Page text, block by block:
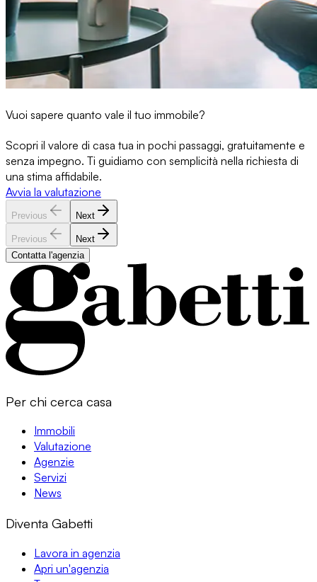
Vuoi sapere quanto vale il tuo immobile?
Scopri il valore di casa tua in pochi passaggi, gratuitamente e
senza impegno. Ti guidiamo con semplicità nella richiesta di
una stima affidabile.
Avvia la valutazione
Previous Next
Previous
Next
Contatta l'agenzia
Per chi cerca casa
Immobili
Valutazione
Agenzie
Servizi
News
Diventa Gabetti
Lavora in agenzia
Apri un'agenzia